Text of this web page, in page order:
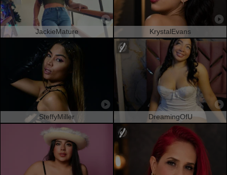
JackieMature KrystalEvans
SteffyMiller DreamingOfU